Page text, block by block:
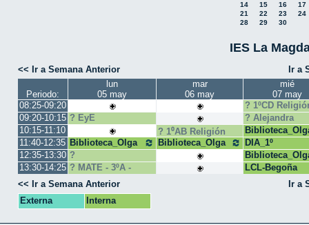
14
15 16
17
21
22 23
24
28
29 30
IES La
<< Ir a Semana Anterior Ir a
Periodo:
lun
05 may
mar
06 may
mié
07 may
08:25-09:20
1ºCD
09:20-10:15
EyE
Alejandra
Fernández
Argüelles
10:15-11:10 1⁰AB Religión
11:40-12:35 Biblioteca_Olga Biblioteca_Olga
DIA_1º
12:35-13:30
Legado1ºJK_Rebe
13:30-14:25
MATE - 3ºA -
JOSE
LCL-Begoña
<< Ir a Semana Anterior
Ir a
Externa
Interna